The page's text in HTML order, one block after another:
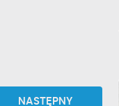
NASTĘPNY